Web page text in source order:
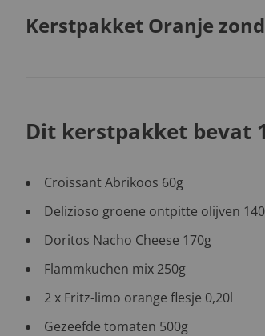
Kerstpakket Oranje
Dit kerstpakket bevat
Croissant Abrikoos 60g
Delizioso groene ontpitte olijven
Doritos Nacho Cheese 170g
Flammkuchen mix 250g
2 x Fritz-limo orange flesje 0,20l
Gezeefde tomaten 500g